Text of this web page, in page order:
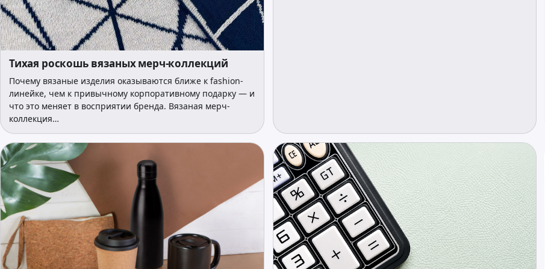
Тихая роскошь вязаных мерч-коллекций
Почему вязаные изделия оказываются ближе к fashion-
линейке, чем к привычному корпоративному подарку — и
что это меняет в восприятии бренда. Вязаная мерч-
коллекция…